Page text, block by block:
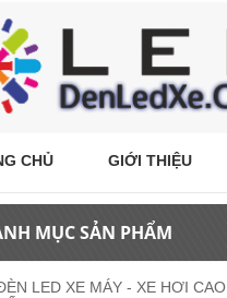
CHỦ GIỚI THIỆU
MỤC SẢN PHẨM
LED XE MÁY - XE HƠI CAO